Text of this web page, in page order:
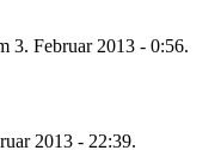
3. Februar 2013 - 0:56.
2013 - 22:39.